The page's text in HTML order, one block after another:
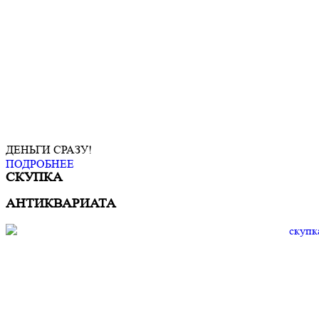
ДЕНЬГИ СРАЗУ!
ПОДРОБНЕЕ
СКУПКА
АНТИКВАРИАТА